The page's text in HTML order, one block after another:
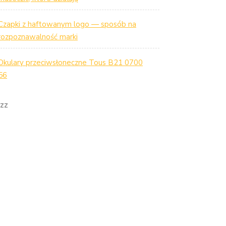
z haftowanym logo — sposób na
marki
przeciwsłoneczne Tous B21 0700